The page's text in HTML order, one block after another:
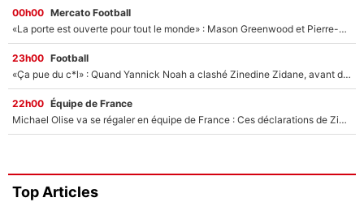
00h00 Mercato Football
«La porte est ouverte pour tout le monde» : Mason Greenwood et Pierre-Emerick Aubameyang ont quitté l'OM, Amine Gouiri balance sur la suite du mercato et sur la réaction du vestiaire !
23h00 Football
«Ça pue du c*l» : Quand Yannick Noah a clashé Zinedine Zidane, avant de se faire recadrer par le nouveau sélectionneur de l'équipe de France !
22h00 Équipe de France
Michael Olise va se régaler en équipe de France : Ces déclarations de Zinedine Zidane qui prouvent qu'il va tout miser sur la star du Bayern Munich !
Top Articles